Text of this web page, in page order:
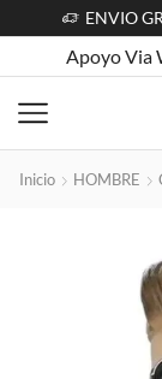
ENVIO
Apoyo Via
Inicio HOMBRE